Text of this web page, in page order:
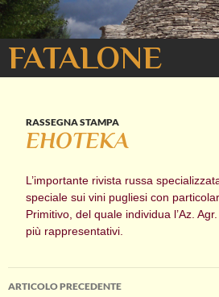
FATALONE
Cerca
VAI
RASSEGNA STAMPA
EHOTEKA
L’importante rivista russa
speciale sui vini pugliesi con
Primitivo, del quale individua l’Az.
più rappresentativi.
Navigazione
ARTICOLO PRECEDENTE